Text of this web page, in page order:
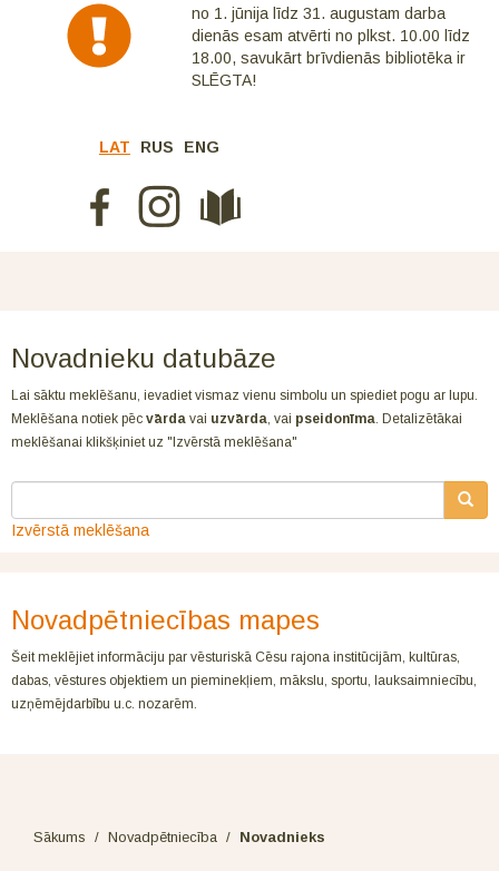
no 1. jūnija līdz 31. augustam darba
dienās esam atvērti no plkst. 10.00 līdz
18.00, savukārt brīvdienās bibliotēka ir
SLĒGTA!
LAT RUS ENG
Novadnieku datubāze
Lai sāktu meklēšanu, ievadiet vismaz vienu simbolu un spiediet pogu ar lupu.
Meklēšana notiek pēc vārda vai uzvārda, vai pseidonīma. Detalizētākai
meklēšanai klikšķiniet uz "Izvērstā meklēšana"
Izvērstā meklēšana
Novadpētniecības mapes
Šeit meklējiet informāciju par vēsturiskā Cēsu rajona institūcijām, kultūras,
dabas, vēstures objektiem un pieminekļiem, mākslu, sportu, lauksaimniecību,
uzņēmējdarbību u.c. nozarēm.
Sākums / Novadpētniecība / Novadnieks